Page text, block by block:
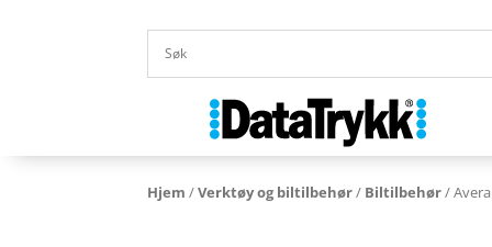
Hjem /Verktøy og biltilbehør/ Biltilbehør/